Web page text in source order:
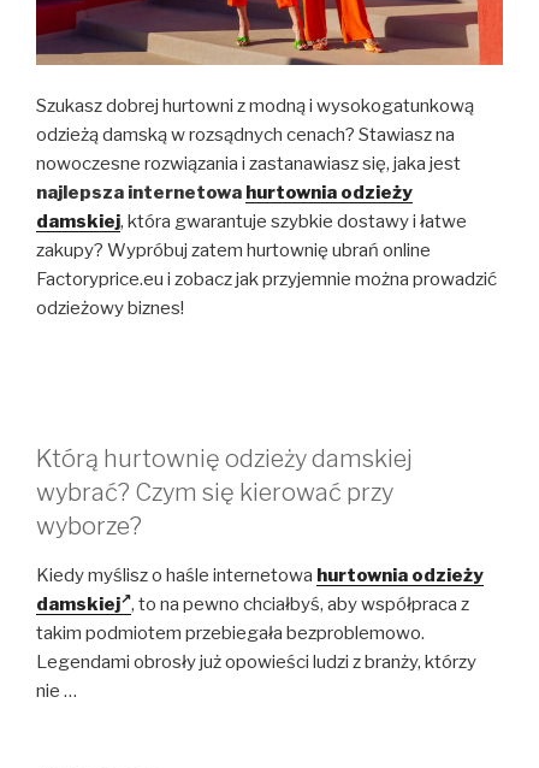
Szukasz dobrej hurtowni z modną i wysokogatunkową
odzieżą damską w rozsądnych cenach? Stawiasz na
nowoczesne rozwiązania i zastanawiasz się, jaka jest
najlepsza internetowa hurtownia odzieży
damskiej, która gwarantuje szybkie dostawy i łatwe
zakupy? Wypróbuj zatem hurtownię ubrań online
Factoryprice.eu i zobacz jak przyjemnie można prowadzić
odzieżowy biznes!
Którą hurtownię odzieży damskiej
wybrać? Czym się kierować przy
wyborze?
Kiedy myślisz o haśle internetowa hurtownia odzieży
damskiej , to na pewno chciałbyś, aby współpraca z
takim podmiotem przebiegała bezproblemowo.
Legendami obrosły już opowieści ludzi z branży, którzy
nie …